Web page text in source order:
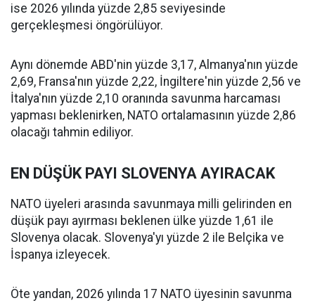
ise 2026 yılında yüzde 2,85 seviyesinde
gerçekleşmesi öngörülüyor.
Aynı dönemde ABD'nin yüzde 3,17, Almanya'nın yüzde
2,69, Fransa'nın yüzde 2,22, İngiltere'nin yüzde 2,56 ve
İtalya'nın yüzde 2,10 oranında savunma harcaması
yapması beklenirken, NATO ortalamasının yüzde 2,86
olacağı tahmin ediliyor.
EN DÜŞÜK PAYI SLOVENYA AYIRACAK
NATO üyeleri arasında savunmaya milli gelirinden en
düşük payı ayırması beklenen ülke yüzde 1,61 ile
Slovenya olacak. Slovenya'yı yüzde 2 ile Belçika ve
İspanya izleyecek.
Öte yandan, 2026 yılında 17 NATO üyesinin savunma